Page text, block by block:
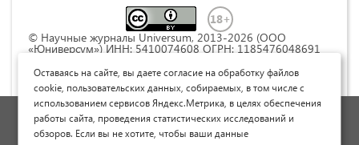
© Научные журналы Universum, 2013-2026 (ООО
«Юниверсум») ИНН: 5410074608 ОГРН: 1185476048691
Commons « Attribution» («Атрибуция») 4.0
Непортированная
Политика обработки персональных данных
Договор оферты
Оставаясь на сайте, вы даете согласие на обработку файлов
cookie, пользовательских данных, собираемых, в том числе с
использованием сервисов Яндекс.Метрика, в целях обеспечения
работы сайта, проведения статистических исследований и
обзоров. Если вы не хотите, чтобы ваши данные